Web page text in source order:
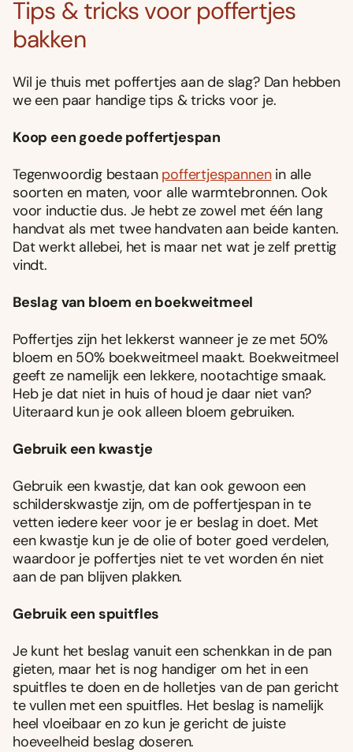
Tips & tricks voor poffertjes
bakken
Wil je thuis met poffertjes aan de slag? Dan hebben
we een paar handige tips & tricks voor je.
Koop een goede poffertjespan
Tegenwoordig bestaan poffertjespannenin alle
soorten en maten, voor alle warmtebronnen. Ook
voor inductie dus. Je hebt ze zowel met één lang
handvat als met twee handvaten aan beide kanten.
Dat werkt allebei, het is maar net wat je zelf prettig
vindt.
Beslag van bloem en boekweitmeel
Poffertjes zijn het lekkerst wanneer je ze met 50%
bloem en 50% boekweitmeel maakt. Boekweitmeel
geeft ze namelijk een lekkere, nootachtige smaak.
Heb je dat niet in huis of houd je daar niet van?
Uiteraard kun je ook alleen bloem gebruiken.
Gebruik een kwastje
Gebruik een kwastje, dat kan ook gewoon een
schilderskwastje zijn, om de poffertjespan in te
vetten iedere keer voor je er beslag in doet. Met
een kwastje kun je de olie of boter goed verdelen,
waardoor je poffertjes niet te vet worden én niet
aan de pan blijven plakken.
Gebruik een spuitfles
Je kunt het beslag vanuit een schenkkan in de pan
gieten, maar het is nog handiger om het in een
spuitfles te doen en de holletjes van de pan gericht
te vullen met een spuitfles. Het beslag is namelijk
heel vloeibaar en zo kun je gericht de juiste
hoeveelheid beslag doseren.